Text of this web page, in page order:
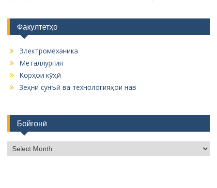
Факултетҳо
Электромеханика
Металлургия
Корҳои кӯҳӣ
Зеҳни сунъӣ ва технологияҳои нав
Бойгонӣ
о